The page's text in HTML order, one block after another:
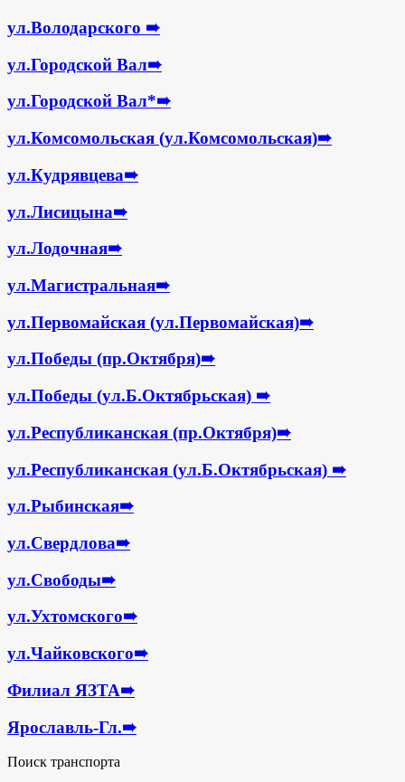
ул.Володарского ➠
ул.Городской Вал➠
ул.Городской Вал*➠
ул.Комсомольская (ул.Комсомольская)➠
ул.Кудрявцева➠
ул.Лисицына➠
ул.Лодочная➠
ул.Магистральная➠
ул.Первомайская (ул.Первомайская)➠
ул.Победы (пр.Октября)➠
ул.Победы (ул.Б.Октябрьская) ➠
ул.Республиканская (пр.Октября)➠
ул.Республиканская (ул.Б.Октябрьская) ➠
ул.Рыбинская➠
ул.Свердлова➠
ул.Свободы➠
ул.Ухтомского➠
ул.Чайковского➠
Филиал ЯЗТА➠
Ярославль-Гл.➠
Поиск транспорта